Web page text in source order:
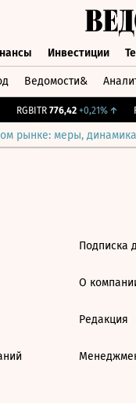
Инвестиции
Ведомости&
RGBITR 776,42 +0,21%↑
рынке: меры,
Подписка
О
Редакция